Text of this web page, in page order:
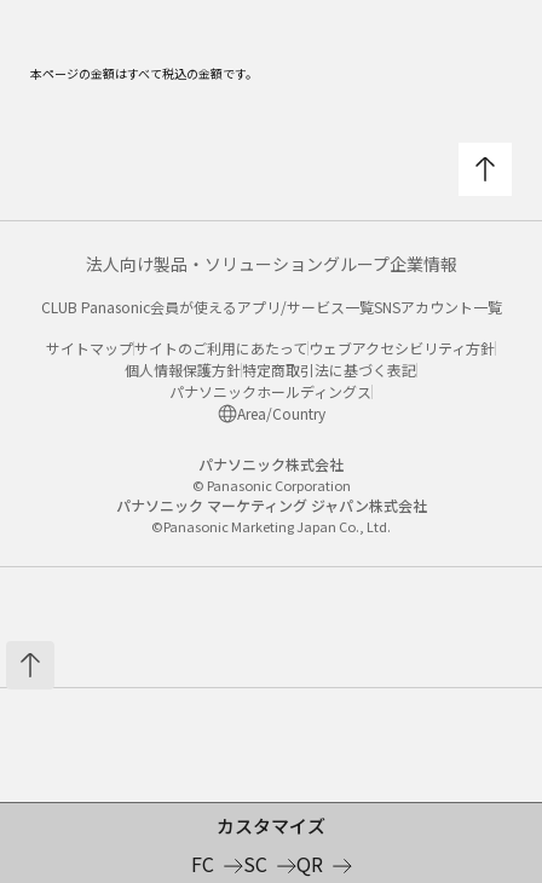
カスタマイズ
FC SC QR
本ページの金額はすべて税込の金額です。
法人向け製品・ソリューショングループ企業情報
CLUB Panasonic会員が使えるアプリ/サービス一覧SNSアカウント一覧
サイトマップサイトのご利用にあたって ウェブアクセシビリティ方針
個人情報保護方針特定商取引法に基づく表記
パナソニックホールディングス
Area/Country
パナソニック株式会社
© Panasonic Corporation
パナソニック マーケティング ジャパン株式会社
©Panasonic Marketing Japan Co., Ltd.